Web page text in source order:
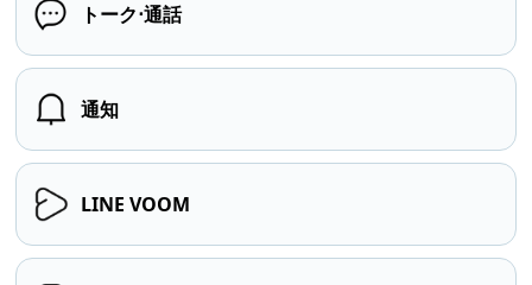
トーク⋅通話
通知
LINE VOOM